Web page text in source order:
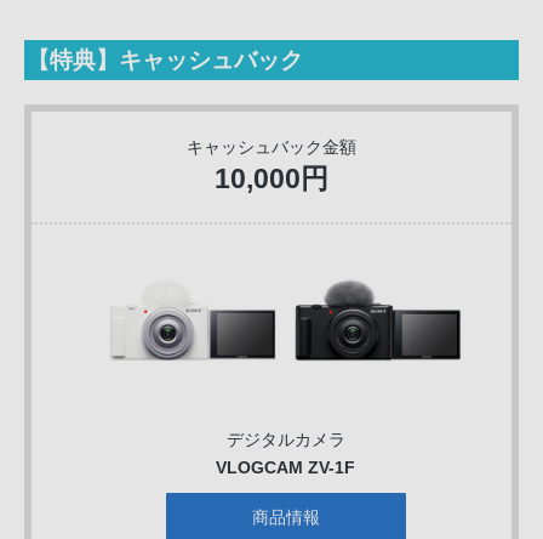
【特典】キャッシュバック
キャッシュバック金額
10,000円
デジタルカメラ
VLOGCAM ZV-1F
商品情報